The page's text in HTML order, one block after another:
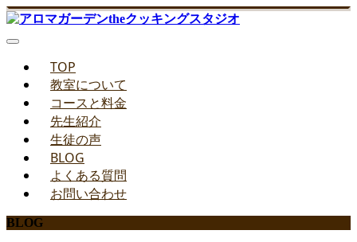
TOP
教室について
コースと料金
先生紹介
生徒の声
BLOG
よくある質問
お問い合わせ
BLOG